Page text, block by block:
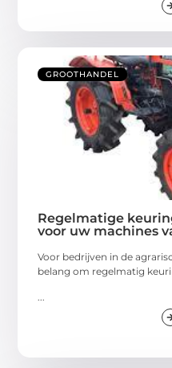
GROOTHANDEL
Regelmatige
voor uw machines
Voor bedrijven in de
belang om regelmatig